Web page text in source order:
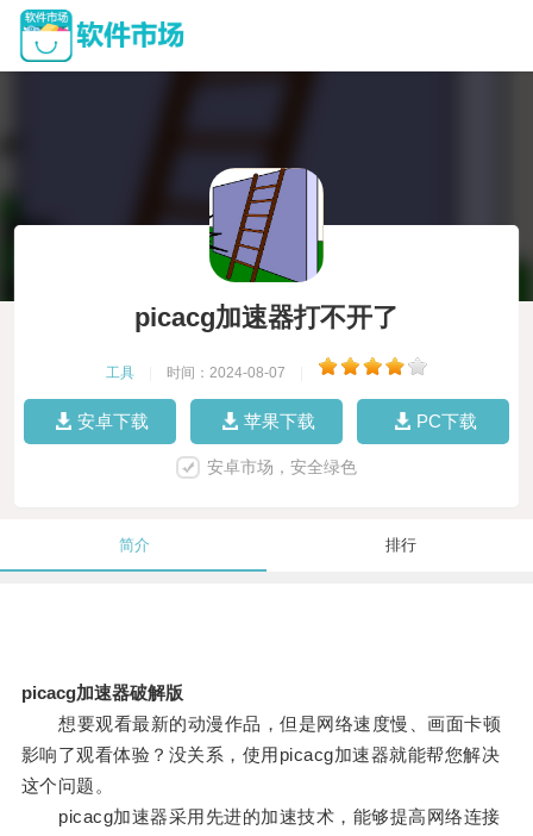
picacg加速器打不开了
工具 时间：2024-08-07
安卓下载 苹果下载 PC下载
安卓市场，安全绿色
简介 排行
picacg加速器破解版
想要观看最新的动漫作品，但是网络速度慢、画面卡顿
影响了观看体验？没关系，使用picacg加速器就能帮您解决
这个问题。
picacg加速器采用先进的加速技术，能够提高网络连接